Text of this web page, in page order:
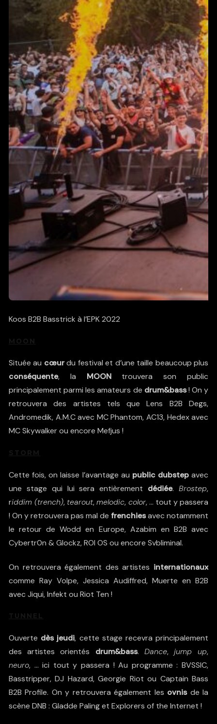
Koos B2B Basstrick à l’EPK 2022
Située au cœurdu festival et d’une taille beaucoup plus
conséquente, la MOONtrouvera son public
principalement parmi les amateurs de drum&bass! On y
retrouvera des artistes tels queLens B2BDegs,
Andromedik, A.M.Cavec MC Phantom, AC13, Hedexavec
MC Skywalkerou encore Mefjus !
Cette fois, on laisse l’avantage au public dubstepavec
une stage qui lui sera entièrement dédiée.Brostep,
riddim (trench), tearout,melodic, color, … tout y passera
! On y retrouvera pas mal defrenchiesavec notamment
le retour deWodd en Europe, Azabim en B2B avec
Cybertr0n & Glockz,ROI OS ou encore Svbliminal.
On retrouvera également des artistes internationaux
comme Ray Volpe, Jessica Audiffred,Muerte en B2B
avec Jiqui,Infekt ou Riot Ten !
Ouverte dès jeudi, cette stage recevra principalement
des artistes orientés drum&bass. Dance, jump up,
neuro, … ici tout y passera ! Au programme :BVSSIC,
Basstripper,DJ Hazard,Georgie Riot ou Captain Bass
B2BProfile. On y retrouvera également les ovnisde la
scène DNB : Gladde Palinget Explorers of the Internet !